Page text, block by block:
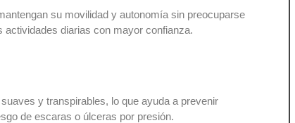
su movilidad y autonomía sin preocuparse
diarias con mayor confianza.
y transpirables, lo que ayuda a prevenir
de escaras o úlceras por presión.